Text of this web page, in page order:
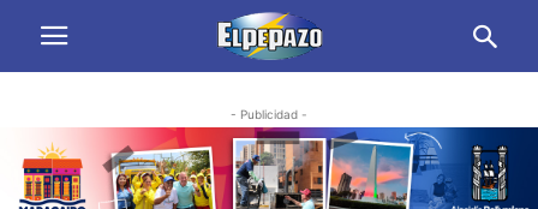
- Publicidad -